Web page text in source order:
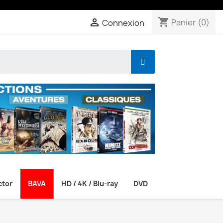
 Connexion shopping_cart Panier (0)
BAVA HD / 4K / Blu-ray DVD